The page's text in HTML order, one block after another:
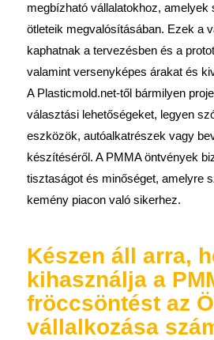
megbízható vállalatokhoz, amelyek
ötleteik megvalósításában. Ezek a
kaphatnak a tervezésben és a
valamint versenyképes árakat és
A Plasticmold.net-től bármilyen
választási lehetőségeket, legyen
eszközök, autóalkatrészek vagy
készítéséről. A PMMA öntvények
tisztaságot és minőséget, amelyre
kemény piacon való sikerhez.
Készen áll arra,
kihasználja a
fröccsöntést az
vállalkozása